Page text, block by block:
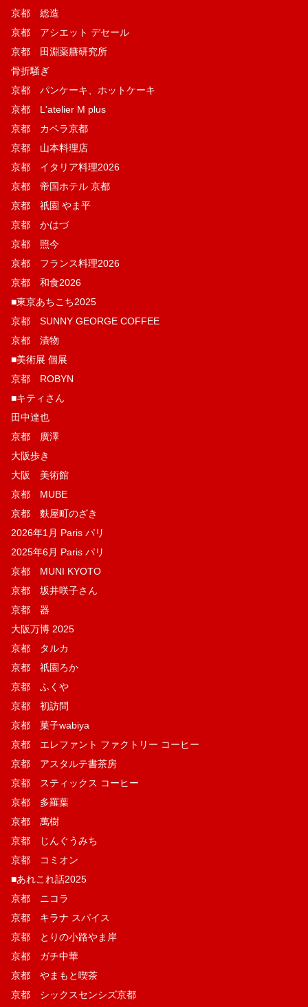
京都 総造
京都 アシエット デセール
京都 田淵薬膳研究所
骨折騒ぎ
京都 パンケーキ、ホットケーキ
京都 L'atelier M plus
京都 カペラ京都
京都 山本料理店
京都 イタリア料理2026
京都 帝国ホテル 京都
京都 祇園 やま平
京都 かはづ
京都 照今
京都 フランス料理2026
京都 和食2026
■東京あちこち2025
京都 SUNNY GEORGE COFFEE
京都 漬物
■美術展 個展
京都 ROBYN
■キティさん
田中達也
京都 廣澤
大阪歩き
大阪 美術館
京都 MUBE
京都 麩屋町のざき
2026年1月 Paris パリ
2025年6月 Paris パリ
京都 MUNI KYOTO
京都 坂井咲子さん
京都 器
大阪万博 2025
京都 タルカ
京都 祇園ろか
京都 ふくや
京都 初訪問
京都 菓子wabiya
京都 エレファント ファクトリー コーヒー
京都 アスタルテ書茶房
京都 スティックス コーヒー
京都 多羅葉
京都 萬樹
京都 じんぐうみち
京都 コミオン
■あれこれ話2025
京都 ニコラ
京都 キラナ スパイス
京都 とりの小路やま岸
京都 ガチ中華
京都 やまもと喫茶
京都 シックスセンシズ京都